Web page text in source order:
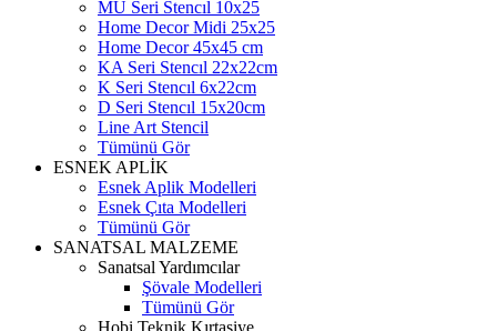
MU Seri Stencıl 10x25
Home Decor Midi 25x25
Home Decor 45x45 cm
KA Seri Stencıl 22x22cm
K Seri Stencıl 6x22cm
D Seri Stencıl 15x20cm
Line Art Stencil
Tümünü Gör
ESNEK APLİK
Esnek Aplik Modelleri
Esnek Çıta Modelleri
Tümünü Gör
SANATSAL MALZEME
Sanatsal Yardımcılar
Şövale Modelleri
Tümünü Gör
Hobi Teknik Kırtasiye